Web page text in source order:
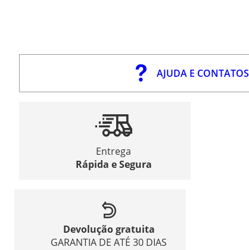
AJUDA E CONTATOS
Entrega
Rápida e Segura
Devolução gratuita
GARANTIA DE ATÉ 30 DIAS